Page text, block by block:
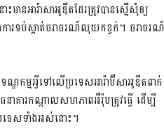
ាន​អារ៉ាសាអូឌីត​ដែរ​ត្រូវបាន​ស្នើសុំ​ឲ្យ
ារ​ទប់ស្កាត់​ចរាចរណ៍​លុយកខ្វក់​។ ចរាចរណ៍​
ណ្ឌកម្មអ្វី​ទៅលើ​ប្រទេស​អារ៉ាប៊ីសាអូឌីត​ពាក់
គារ​កណ្តាល​សហភាព​អឺរ៉ុប​ត្រូវ​ធ្វើ​ ដើម្បី​
រទេស​ទាំងអស់​នោះ​។